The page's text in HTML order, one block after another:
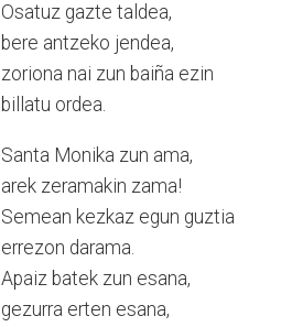
Osatuz gazte taldea,
bere antzeko jendea,
zoriona nai zun baiña ezin
billatu ordea.
Santa Monika zun ama,
arek zeramakin zama!
Semean kezkaz egun guztia
errezon darama.
Apaiz batek zun esana,
gezurra erten esana,